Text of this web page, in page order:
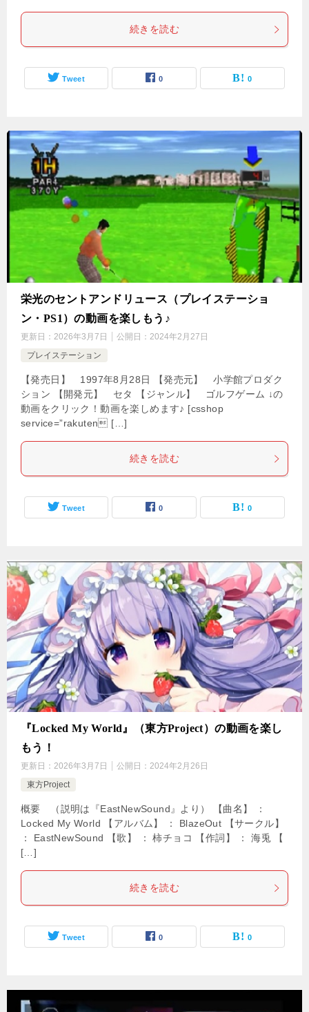
続きを読む
Tweet 0 0
栄光のセントアンドリュース（プレイステーショ
ン・PS1）の動画を楽しもう♪
更新日： 2026年3月7日 公開日： 2024年2月27日
プレイステーション
【発売日】 1997年8月28日 【発売元】 小学館プロダク
ション 【開発元】 セタ 【ジャンル】 ゴルフゲーム ↓の
動画をクリック！動画を楽しめます♪ [csshop
service=”rakuten […]
続きを読む
Tweet 0 0
『Locked My World』（東方Project）の動画を楽し
もう！
更新日： 2026年3月7日 公開日： 2024年2月26日
東方Project
概要 （説明は『EastNewSound』より） 【曲名】 ：
Locked My World 【アルバム】 ： BlazeOut 【サークル】
： EastNewSound 【歌】 ： 柿チョコ 【作詞】 ： 海兎 【
[…]
続きを読む
Tweet 0 0